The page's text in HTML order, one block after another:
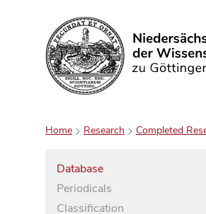
Search
Home Research Completed
Database
Periodicals
Classification